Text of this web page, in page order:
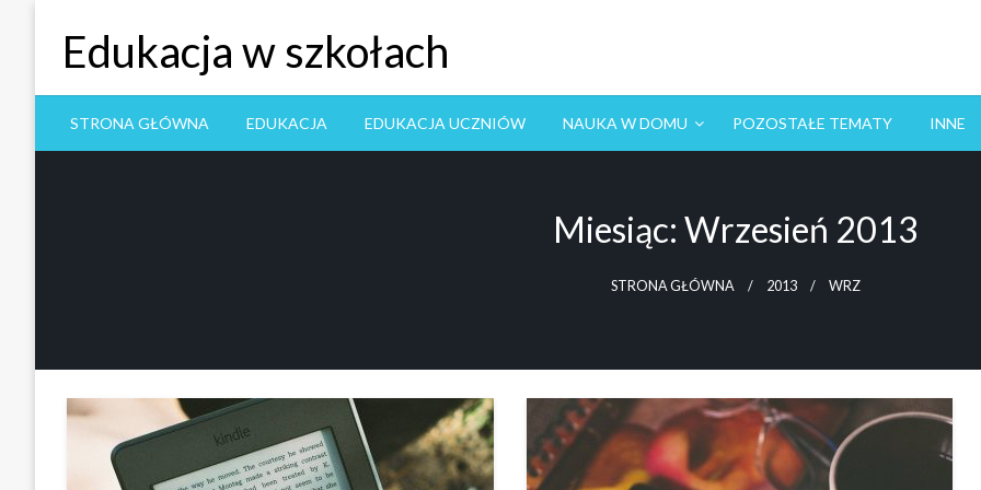
Edukacja w szkołach
STRONA GŁÓWNA EDUKACJA EDUKACJA UCZNIÓW NAUKA W DOMU POZOSTAŁE TEMATY INNE
Miesiąc: Wrzesień 2013
STRONA GŁÓWNA 2013 WRZ